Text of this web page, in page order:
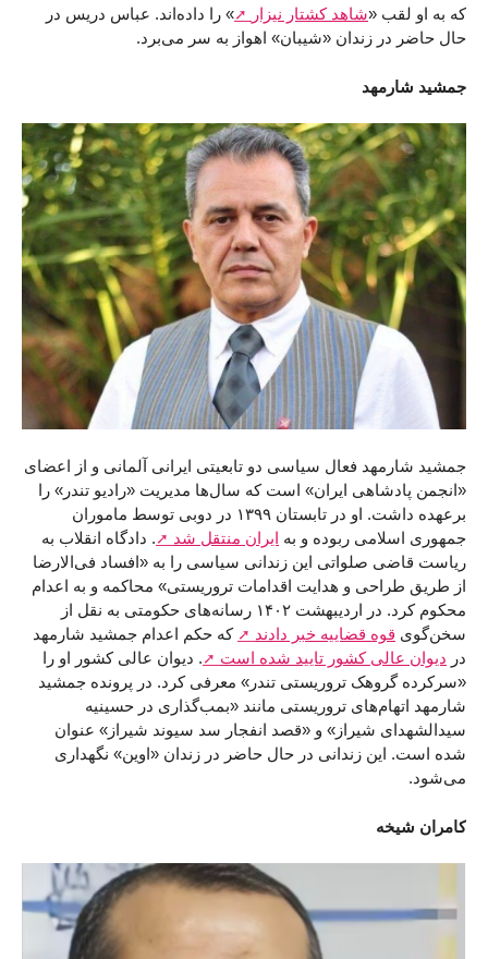
که به او لقب «شاهد کشتار نیزار
» را داده‌اند. عباس دریس در
حال حاضر در زندان «شیبان» اهواز به سر می‌برد.
جمشید شارمهد
جمشید شارمهد فعال سیاسی دو تابعیتی ایرانی آلمانی و از اعضای
«انجمن پادشاهی ایران» است که سال‌ها مدیریت «رادیو تندر» را
برعهده داشت. او در تابستان ۱۳۹۹ در دوبی توسط ماموران
جمهوری اسلامی ربوده و به ایران منتقل شد
. دادگاه انقلاب به
ریاست قاضی صلواتی این زندانی سیاسی را به «افساد فی‌الارضا
از طریق طراحی و هدایت اقدامات تروریستی» محاکمه و به اعدام
محکوم کرد. در اردیبهشت ۱۴۰۲ رسانه‌های حکومتی به نقل از
سخن‌گوی قوه قضاییه خبر دادند
که حکم اعدام جمشید شارمهد
در دیوان عالی کشور تایید شده است
. دیوان عالی کشور او را
«سرکرده گروهک تروریستی تندر» معرفی کرد. در پرونده جمشید
شارمهد اتهام‌های تروریستی مانند «بمب‌گذاری در حسینیه
سیدالشهدای شیراز» و «قصد انفجار سد سیوند شیراز» عنوان
شده است. این زندانی در حال حاضر در زندان «اوین» نگهداری
می‌شود.
کامران شیخه